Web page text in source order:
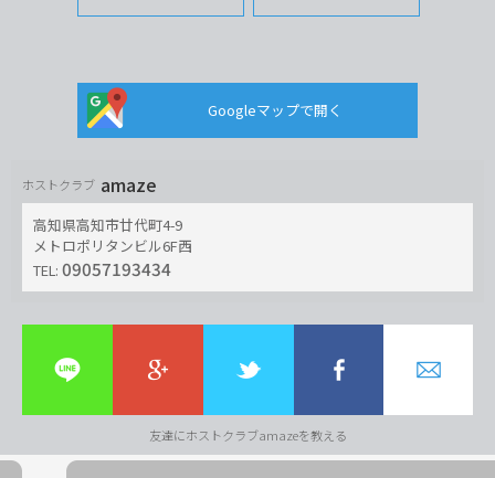
Googleマップで開く
ホストクラブ amaze
高知県高知市廿代町4-9
メトロポリタンビル6F西
TEL: 09057193434
友達にホストクラブamazeを教える